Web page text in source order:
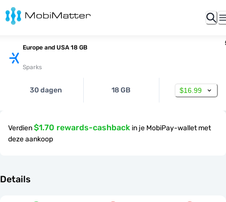
Europe and USA 18 GB
Sparks
30 dagen 18 GB $16.99
Verdien$1.70 rewards-cashback in je MobiPay-wallet met
deze aankoop
Details